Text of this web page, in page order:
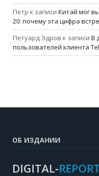
Петр к записи Китай мог
20: почему эта цифра
Петуард Эдров к записи В
пользователей клиента
ОБ ИЗДАНИИ
DIGITAL-